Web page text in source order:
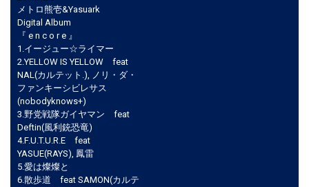
メトロ熊壱&Yasuark
Digital Album
『 e n c o r e 』
1.イージュー☆ライマー
2.YELLOW IS YELLOW feat
NAL(カルテット.), ノリ・ダ・
ファンキーシビレサス
(nobodyknows+)
3.野党戦隊ガイヤマン feat
Deftin(風利銃恐竜)
4.F.U.T.U.R.E feat
YASUE(RAYS), 鳳雷
5.愛は燦燦と
6.散歩道 feat SAMON(カルテ